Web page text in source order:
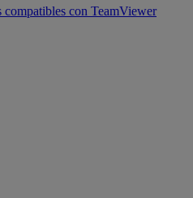
compatibles con TeamViewer